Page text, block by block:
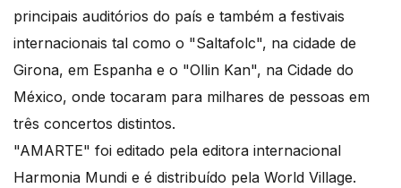
principais auditórios do país e também a festivais
internacionais tal como o "Saltafolc", na cidade de
Girona, em Espanha e o "Ollin Kan", na Cidade do
México, onde tocaram para milhares de pessoas em
três concertos distintos.
"AMARTE" foi editado pela editora internacional
Harmonia Mundi e é distribuído pela World Village.